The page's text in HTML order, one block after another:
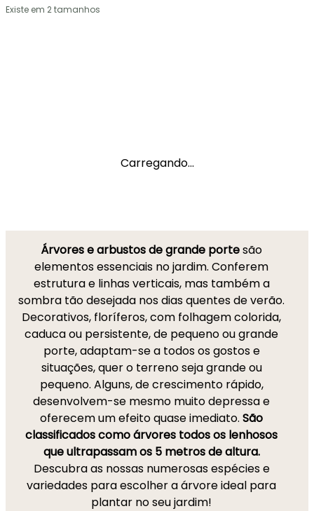
Existe em 2 tamanhos
Carregando...
Árvores e arbustos de grande portesão
elementos essenciais no jardim. Conferem
estrutura e linhas verticais, mas também a
sombra tão desejada nos dias quentes de verão.
Decorativos, floríferos, com folhagem colorida,
caduca ou persistente, de pequeno ou grande
porte, adaptam-se a todos os gostos e
situações, quer o terreno seja grande ou
pequeno. Alguns, de crescimento rápido,
desenvolvem-se mesmo muito depressa e
oferecem um efeito quase imediato. São
classificados como árvores todos os lenhosos
que ultrapassam os 5 metros de altura.
Descubra as nossas numerosas espécies e
variedades para escolher a árvore ideal para
plantar no seu jardim!